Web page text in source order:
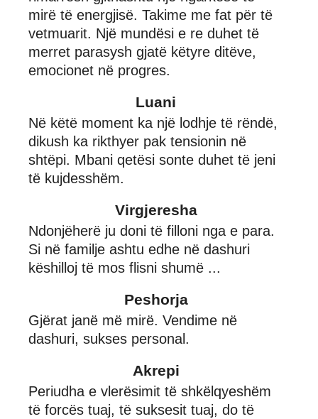
mirë të energjisë. Takime me fat për të
vetmuarit. Një mundësi e re duhet të
merret parasysh gjatë këtyre ditëve,
emocionet në progres.
Luani
Në këtë moment ka një lodhje të rëndë,
dikush ka rikthyer pak tensionin në
shtëpi. Mbani qetësi sonte duhet të jeni
të kujdesshëm.
Virgjeresha
Ndonjëherë ju doni të filloni nga e para.
Si në familje ashtu edhe në dashuri
këshilloj të mos flisni shumë ...
Peshorja
Gjërat janë më mirë. Vendime në
dashuri, sukses personal.
Akrepi
Periudha e vlerësimit të shkëlqyeshëm
të forcës tuaj, të suksesit tuaj, do të